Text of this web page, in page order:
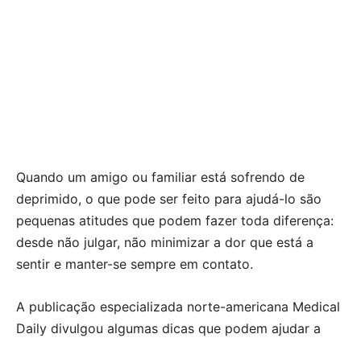
Quando um amigo ou familiar está sofrendo de
deprimido, o que pode ser feito para ajudá-lo são
pequenas atitudes que podem fazer toda diferença:
desde não julgar, não minimizar a dor que está a
sentir e manter-se sempre em contato.
A publicação especializada norte-americana Medical
Daily divulgou algumas dicas que podem ajudar a